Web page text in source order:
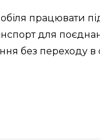
працювати
для
без переходу в